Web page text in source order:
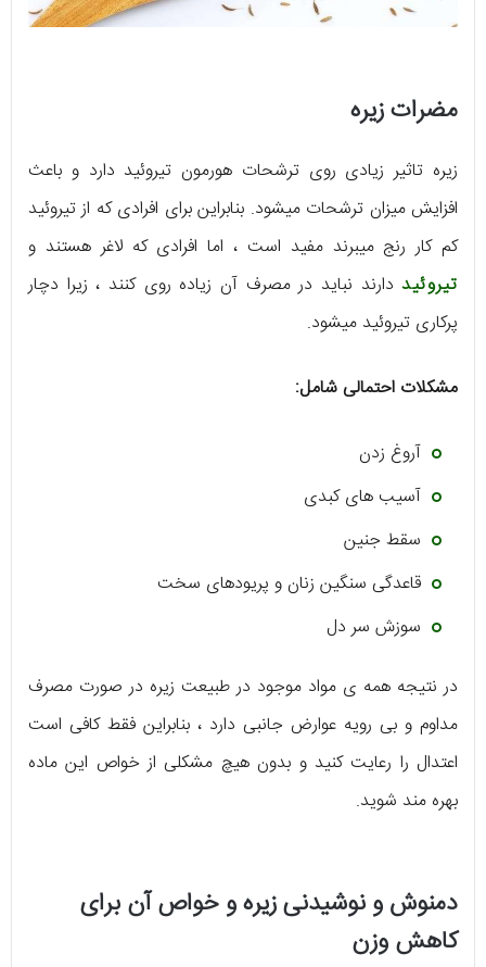
مضرات زیره
زیره تاثیر زیادی روی ترشحات هورمون تیروئید دارد و باعث
افزایش میزان ترشحات میشود. بنابراین برای افرادی که از تیروئید
کم کار رنج میبرند مفید است ، اما افرادی که لاغر هستند و
تیروئیددارند نباید در مصرف آن زیاده روی کنند ، زیرا دچار
پرکاری تیروئید میشود.
مشکلات احتمالی شامل:
آروغ زدن
آسیب های کبدی
سقط جنین
قاعدگی سنگین زنان و پریودهای سخت
سوزش سر دل
در نتیجه همه ی مواد موجود در طبیعت زیره در صورت مصرف
مداوم و بی رویه عوارض جانبی دارد ، بنابراین فقط کافی است
اعتدال را رعایت کنید و بدون هیچ مشکلی از خواص این ماده
بهره مند شوید.
دمنوش و نوشیدنی زیره و خواص آن برای
کاهش وزن